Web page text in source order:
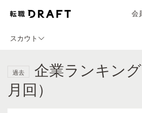
会
スカウト
過去
企業ランキン
月回）